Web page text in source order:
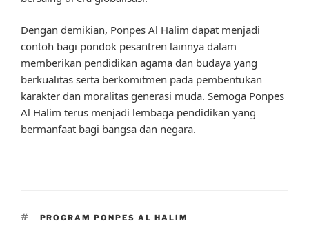
Dengan demikian, Ponpes Al Halim dapat menjadi
contoh bagi pondok pesantren lainnya dalam
memberikan pendidikan agama dan budaya yang
berkualitas serta berkomitmen pada pembentukan
karakter dan moralitas generasi muda. Semoga Ponpes
Al Halim terus menjadi lembaga pendidikan yang
bermanfaat bagi bangsa dan negara.
TAGS
PROGRAM PONPES AL HALIM